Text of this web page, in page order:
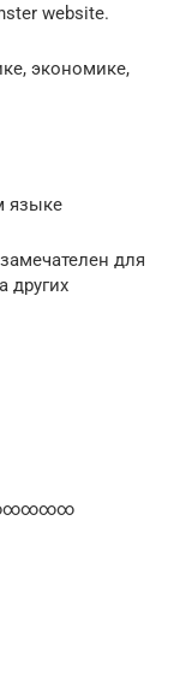
website.
экономике,
языке
для
других